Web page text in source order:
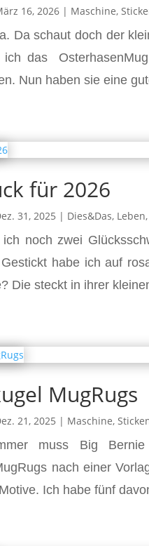
16, 2026 | Maschine,
Da schaut doch der
ich das
Nun haben sie eine
für 2026
31, 2025 | Dies&Das, Leben,
noch zwei
habe ich auf
Die steckt in ihrer
MugRugs
21, 2025 | Maschine,
muss Big
nach einer
Ich habe fünf